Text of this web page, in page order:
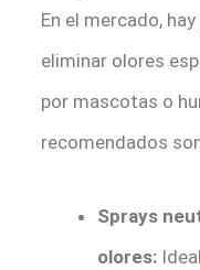
En el mercado,
eliminar olores
por mascotas o
recomendados
Sprays
olores: